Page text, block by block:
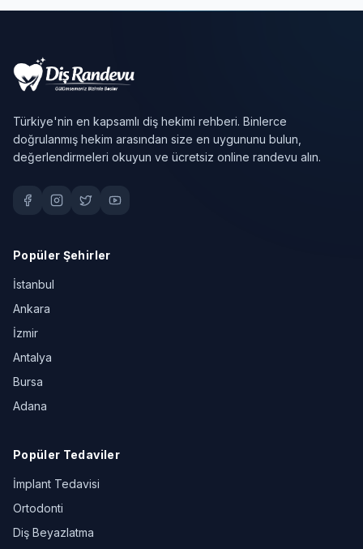
Türkiye'nin en kapsamlı diş hekimi rehberi. Binlerce
doğrulanmış hekim arasından size en uygununu bulun,
değerlendirmeleri okuyun ve ücretsiz online randevu alın.
Popüler Şehirler
İstanbul
Ankara
İzmir
Antalya
Bursa
Adana
Popüler Tedaviler
İmplant Tedavisi
Ortodonti
Diş Beyazlatma